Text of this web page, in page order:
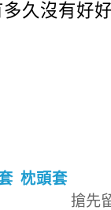
久沒有好
枕頭套
搶先